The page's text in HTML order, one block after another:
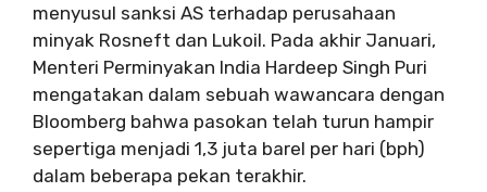
menyusul sanksi AS terhadap perusahaan
minyak Rosneft dan Lukoil. Pada akhir Januari,
Menteri Perminyakan India Hardeep Singh Puri
mengatakan dalam sebuah wawancara dengan
Bloomberg bahwa pasokan telah turun hampir
sepertiga menjadi 1,3 juta barel per hari (bph)
dalam beberapa pekan terakhir.